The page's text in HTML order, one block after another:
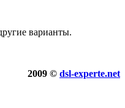
варианты.
2009 © dsl-experte.net